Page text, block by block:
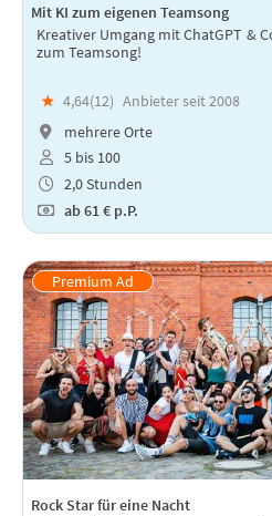
Mit KI zum eigenen Teamsong
Kreativer Umgang mit ChatGPT &
zum Teamsong!
★ 4,64(12) Anbieter seit 2008
mehrere Orte
5 bis 100
2,0 Stunden
ab61 € p.P.
Rock Star für eine Nacht